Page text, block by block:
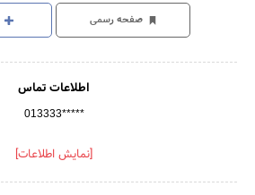
صفحه رسمی
اطلاعات تماس
013333*****
[نمایش اطلاعات]